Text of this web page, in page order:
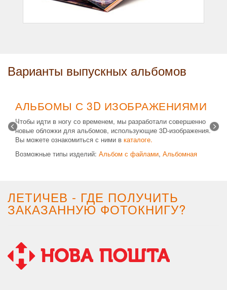
Варианты выпускных альбомов
АЛЬБОМЫ С 3D ИЗОБРАЖЕНИЯМИ
Чтобы идти в ногу со временем, мы разработали совершенно
новые обложки для альбомов, использующие 3D-изображения.
Вы можете ознакомиться с ними в каталоге.
Возможные типы изделий: Альбом с файлами, Альбомная
ЛЕТИЧЕВ - ГДЕ ПОЛУЧИТЬ
ЗАКАЗАННУЮ ФОТОКНИГУ?